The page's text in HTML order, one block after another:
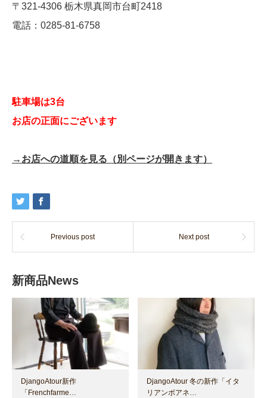
〒321-4306 栃木県真岡市台町2418
電話：0285-81-6758
駐車場は3台
お店の正面にございます
→お店への道順を見る（別ページが開きます）
Previous post Next post
新商品News
DjangoAtour新作
「Frenchfarme…
DjangoAtour 冬の新作「イタ
リアンボアネ…